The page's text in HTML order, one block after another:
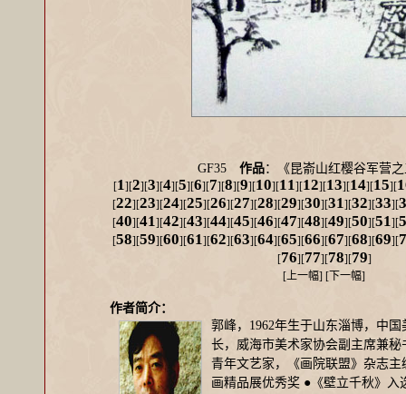
GF35 作品：《昆嵛山红樱谷军营
[1][2][3][4][5][6][7][8][9][10][11][12][13][14][15][
[22][23][24][25][26][27][28][29][30][31][32][33][
[40][41][42][43][44][45][46][47][48][49][50][51][
[58][59][60][61][62][63][64][65][66][67][68][69][
[76][77][78][79]
[上一幅] [ 下一幅]
作者简介：
郭峰，1962年生于山东淄博，中
长，威海市美术家协会副主席兼
青年文艺家，《画院联盟》杂志
画精品展优秀奖 ●《壁立千秋》